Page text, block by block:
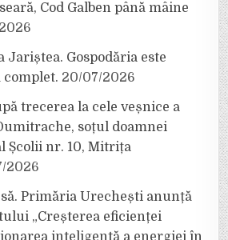
Cod Galben până mâine
Jariștea. Gospodăria este
complet. 20/07/2026
trecerea la cele veșnice a
soțul doamnei
Școlii nr. 10, Mitrița
2026
Primăria Urechești anunță
„Creșterea eficienței
inteligentă a energiei în